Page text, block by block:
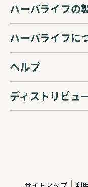
ハーバライフの
ハーバライフに
ヘルプ
ディストリビュ